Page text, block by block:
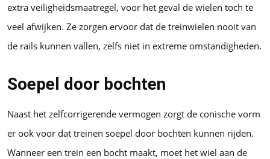
extra veiligheidsmaatregel, voor het geval de wielen toch te
veel afwijken. Ze zorgen ervoor dat de treinwielen nooit van
de rails kunnen vallen, zelfs niet in extreme omstandigheden.
Soepel door bochten
Naast het zelfcorrigerende vermogen zorgt de conische vorm
er ook voor dat treinen soepel door bochten kunnen rijden.
Wanneer een trein een bocht maakt, moet het wiel aan de